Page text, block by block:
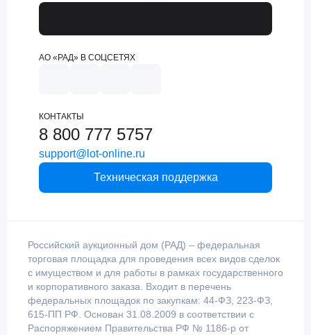
АО «РАД» В СОЦСЕТЯХ
КОНТАКТЫ
8 800 777 5757
support@lot-online.ru
Техническая поддержка
Российский аукционный дом (РАД) – федеральная
торговая площадка для проведения всех видов сделок
с имуществом и для работы в рамках государственного
и корпоративного заказа. Входит в перечень
федеральных площадок по закупкам: 44-ФЗ, 223-ФЗ,
615-ПП РФ. Основан 31.08.2009 в соответствии с
Распоряжением Правительства РФ № 1186-р от